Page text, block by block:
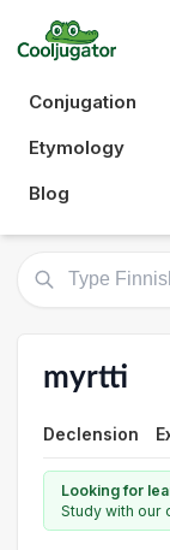
Conjugation
Etymology
Blog
myrtti
Declension
Looking for
Study with our